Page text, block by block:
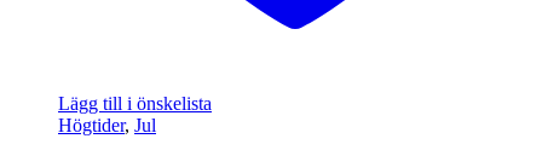
Lägg till i önskelista
Högtider, Jul